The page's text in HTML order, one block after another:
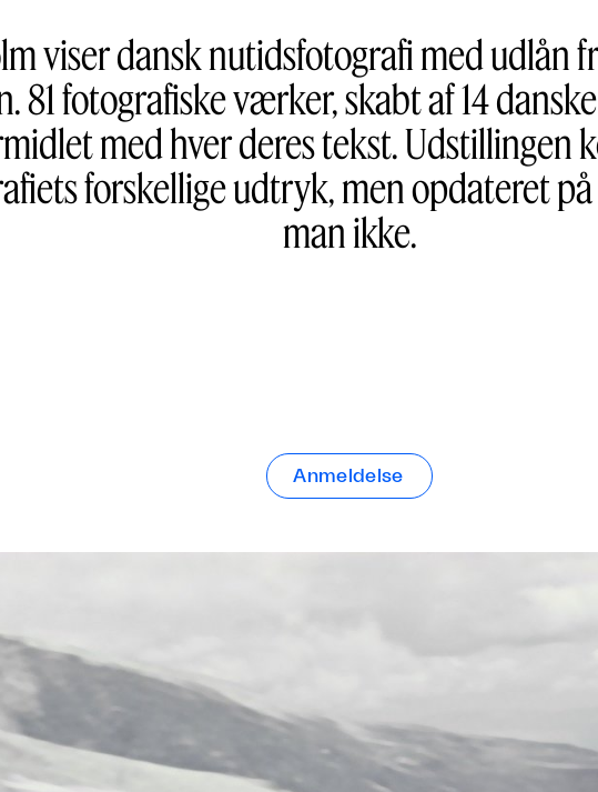
viser dansk nutidsfotografi med udlån
81 fotografiske værker, skabt af 14
med hver deres tekst. Udstillingen
forskellige udtryk, men opdateret
man ikke.
Anmeldelse